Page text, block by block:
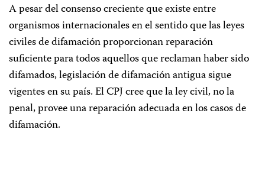
A pesar del consenso creciente que existe entre
organismos internacionales en el sentido que las leyes
civiles de difamación proporcionan reparación
suficiente para todos aquellos que reclaman haber sido
difamados, legislación de difamación antigua sigue
vigentes en su país. El CPJ cree que la ley civil, no la
penal, provee una reparación adecuada en los casos de
difamación.